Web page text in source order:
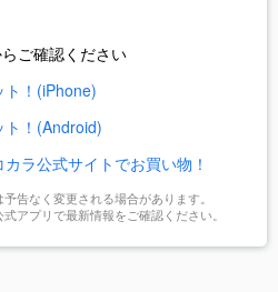
ご確認ください
ト！(iPhone)
ト！(Android)
ラ公式サイトでお買い物！
告なく変更される場合があります。
アプリで最新情報をご確認ください。